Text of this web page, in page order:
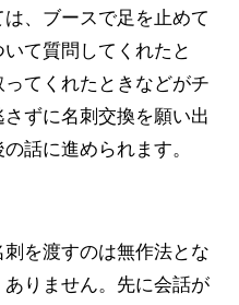
、ブースで足を止めて
て質問してくれたと
てくれたときなどがチ
ずに名刺交換を願い出
話に進められます。
を渡すのは無作法とな
りません。先に会話が